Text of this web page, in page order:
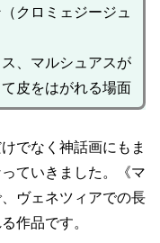
クロミェジージュ
、マルシュアスが
皮をはがれる場面
でなく神話画にもま
ていきました。《マ
ヴェネツィアでの長
作品です。